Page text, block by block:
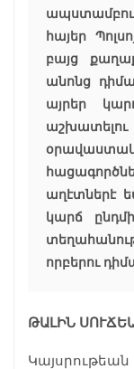
հայեր
բայց
անոնց
այրեր
աղէտներէ
կարճ
որբերու
ԹԱԼԻՆ